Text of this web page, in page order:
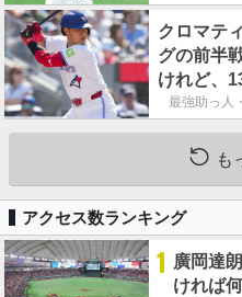
クロマテ
グの前半
けれど、
最強助っ人
も
アクセス数ランキング
1 廣岡達
ければ